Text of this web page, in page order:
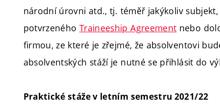
národní úrovni atd., tj. téměř jakýkoliv
potvrzeného Traineeship Agreement nebo
firmou, ze které je zřejmé, že absolventovi
absolventských stáží je nutné se přihlásit do
Praktické stážev letním semestru 2021/22